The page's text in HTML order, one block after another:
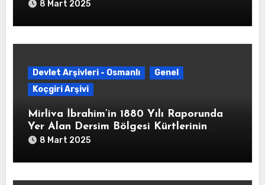
Başlarının İstanbul’a Gönderildiğine
82/340325-02-1213/8 Ağustos 1798)
8 Mart 2025
Devlet Arşivleri - Osmanlı
Genel
Koçgiri Arşivi
Mirliva İbrahim’in 1880 Yılı Raporunda
Yer Alan Dersim Bölgesi Kürtlerinin
Parçası Olduğu Aşiretleri ve Her Bir
Ağalarının Adları ve Çıkarabilecekleri
8 Mart 2025